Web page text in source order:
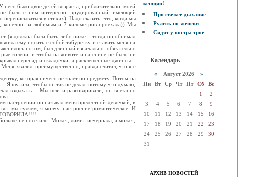
было двое детей возраста, приблизительно, моей
было с ним интересно: эрудированный, имеющий
в стихах). Надо сказать, что, когда мы
конечно, за любимым и 7 километров проехала)) Мы
(я должна была быть либо ниже – тогда он обнимал
ему носить с собой табуретку и ставить меня на
потом, был длинный изначально: обязательно
колени, и чтобы на животе и на спине не было ни
перепад и складочки, а расклешенные джинсы –
хвалил, преимущественно, правда считал, что я с
которая ничего не знает по предмету. Потом на
Я шутила, чтобы он так не делал, потому что думаю,
вздыхать… Мы шли и разговаривали, он внезапно
настроении он называл меня прелестной девочкой, в
мы гуляем, я молчу, настроение романтическое. И
ГОВОРИЛА!!!!
не посетило. Может, лимит исчерпала, а может,
женщин!
Про свежее дыхание
Рулить по-женски
Сидят у костра трое
Календарь
« Август 2026 »
Пн
Вт Ср Чт Пт Сб
Вс
1
2
3
4 5 6 7 8
9
10
11 12 13 14 15
16
17
18 19 20 21 22
23
24
25 26 27 28 29
30
31
АРХИВ НОВОСТЕЙ